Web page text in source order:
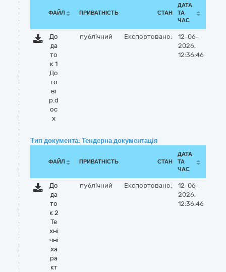
ФАЙЛ ПРИВАТНІСТЬ СТАН
ДАТА
ТА
ЧАС
До
да
то
к 1
До
го
ві
р.d
oc
x
публічний Експортовано:
12-06-
2026,
12:36:46
Тип документа: Тендерна документація
ФАЙЛ ПРИВАТНІСТЬ СТАН
ДАТА
ТА
ЧАС
До
да
то
к 2
Те
хні
чні
ха
ра
кт
публічний Експортовано:
12-06-
2026,
12:36:46